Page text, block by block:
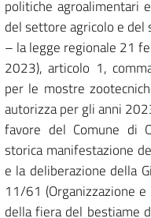
politiche agroalimentari
del settore agricolo e
– la legge regionale 21
2023), articolo 1,
per le mostre
autorizza per gli anni
favore del Comune di
storica manifestazione
e la deliberazione della
11/61 (Organizzazione
della fiera del bestiame